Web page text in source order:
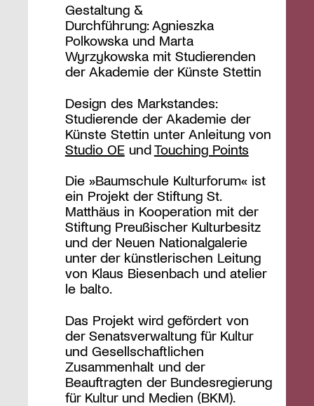
Gestaltung &
Durchführung: Agnieszka
Polkowska und Marta
Wyrzykowska mit Studierenden
der Akademie der Künste Stettin
Design des Markstandes:
Studierende der Akademie der
Künste Stettin unter Anleitung von
Studio OEundTouching Points
Die »Baumschule Kulturforum« ist
ein Projekt der Stiftung St.
Matthäus in Kooperation mit der
Stiftung Preußischer Kulturbesitz
und der Neuen Nationalgalerie
unter der künstlerischen Leitung
von Klaus Biesenbach und atelier
le balto.
Das Projekt wird gefördert von
der Senatsverwaltung für Kultur
und Gesellschaftlichen
Zusammenhalt und der
Beauftragten der Bundesregierung
für Kultur und Medien (BKM).